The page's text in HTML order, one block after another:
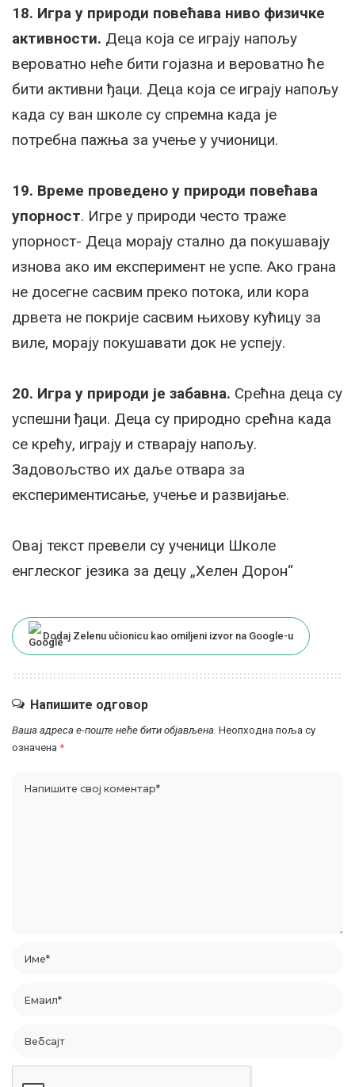
18. Игра у природи повећава ниво физичке
активности. Деца која се играју напољу
вероватно неће бити гојазна и вероватно ће
бити активни ђаци. Деца која се играју напољу
када су ван школе су спремна када је
потребна пажња за учење у учионици.
19. Време проведено у природи повећава
упорност. Игре у природи често траже
упорност- Деца морају стално да покушавају
изнова ако им експеримент не успе. Ако грана
не досегне сасвим преко потока, или кора
дрвета не покрије сасвим њихову кућицу за
виле, морају покушавати док не успеју.
20. Игра у природи је забавна. Срећна деца су
успешни ђаци. Деца су природно срећна када
се крећу, играју и стварају напољу.
Задовољство их даље отвара за
експериментисање, учење и развијање.
Овај текст превели су ученици Школе
енглеског језика за децу „Хелен Дорон“
Dodaj Zelenu učionicu kao omiljeni izvor na Google-u
Напишите одговор
Ваша адреса е-поште неће бити објављена. Неопходна поља су
означена *